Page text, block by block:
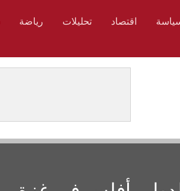
اقتصاد تحليلات رياضة